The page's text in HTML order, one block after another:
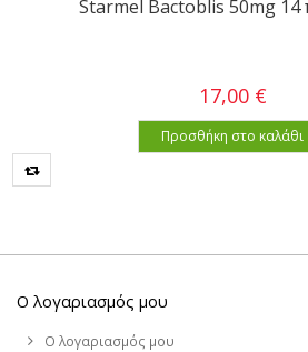
Starmel Bactoblis 50mg 14
17,00 €
Προσθήκη στο καλάθι
Ο λογαριασμός μου
Ο λογαριασμός μου